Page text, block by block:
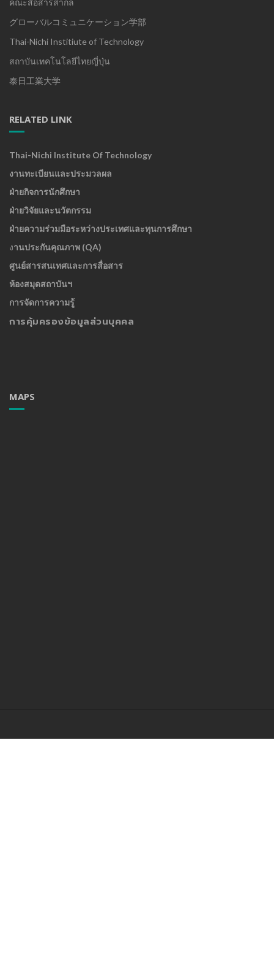
คณะสื่อสารสากล
グローバルコミュニケーション学部
Thai-Nichi Institiute of Technology
สถาบันเทคโนโลยีไทยญี่ปุ่น
泰日工業大学
RELATED LINK
Thai-Nichi Institute Of Technology
งานทะเบียนและประมวลผล
ฝ่ายกิจการนักศึกษา
ฝ่ายวิจัยและนวัตกรรม
ฝ่ายความร่วมมือระหว่างประเทศและทุนการศึกษา
งานประกันคุณภาพ (QA)
ศูนย์สารสนเทศและการสื่อสาร
ห้องสมุดสถาบันฯ
การจัดการความรู้
การคุ้มครองข้อมูลส่วนบุคคล
MAPS